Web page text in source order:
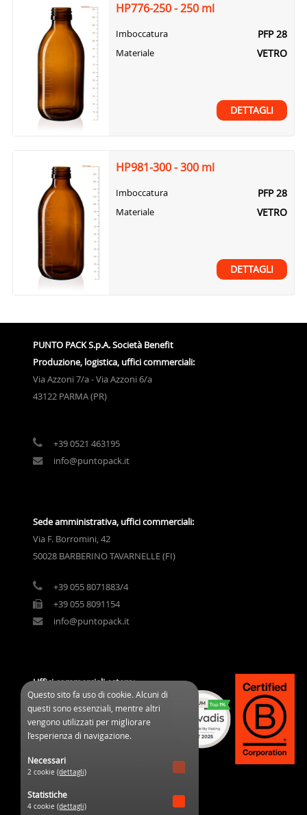
HP776-250 - 250 ml
Imboccatura PFP 28
Materiale VETRO
DETTAGLI
HP981-300 - 300 ml
Imboccatura PFP 28
Materiale VETRO
DETTAGLI
PUNTO PACK S.p.A. Società Benefit
Produzione, logistica, uffici commerciali:
Via Azzoni 7/a - Via Azzoni 6/a
43122 PARMA (PR)
+39 0521 463195
info@puntopack.it
Sede amministrativa, uffici commerciali:
Via F. Borromini, 42
50028 BARBERINO TAVARNELLE (FI)
+39 055 8071883/4
+39 055 8091154
info@puntopack.it
Uffici commerciali estero:
3 Cours des Clos Durs
03800 Gannat (France)
commercial@ppifrance.com
Questo sito fa uso di cookie. Alcuni di
questi sono essenziali, mentre altri
vengono utilizzati per migliorare
l’esperienza di navigazione.
Necessari
2 cookie (dettagli)
Statistiche
4 cookie (dettagli)